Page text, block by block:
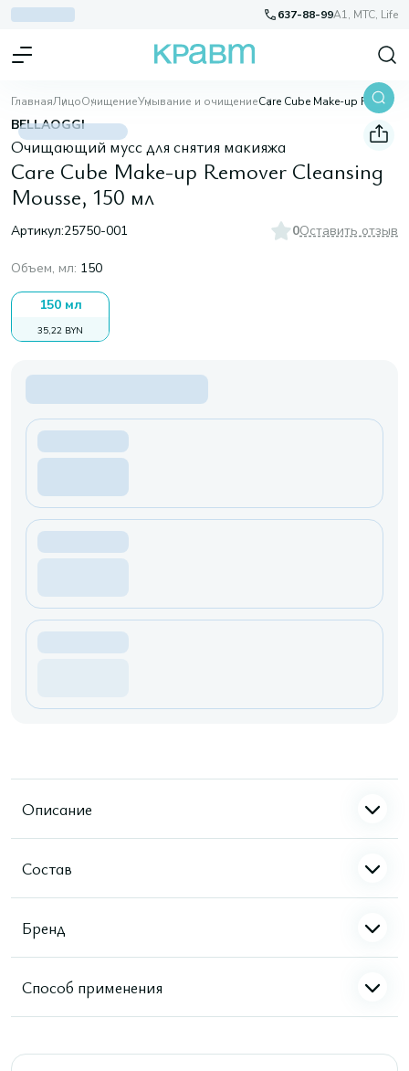
637-88-99A1, МТС, Life
ГлавнаяЛицоОчищениеУмывание и очищение Care Cube Make-up Remover Cleansing Mousse, 150 мл
BELLAOGGI
Очищающий мусс для снятия макияжа
Care Cube Make-up Remover Cleansing
Mousse, 150 мл
Артикул:25750-001 0Оставить отзыв
Объем, мл: 150
150 мл
35,22 BYN
Описание
Состав
Бренд
Способ применения